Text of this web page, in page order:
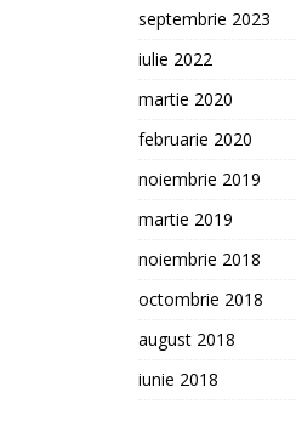
septembrie 2023
iulie 2022
martie 2020
februarie 2020
noiembrie 2019
martie 2019
noiembrie 2018
octombrie 2018
august 2018
iunie 2018